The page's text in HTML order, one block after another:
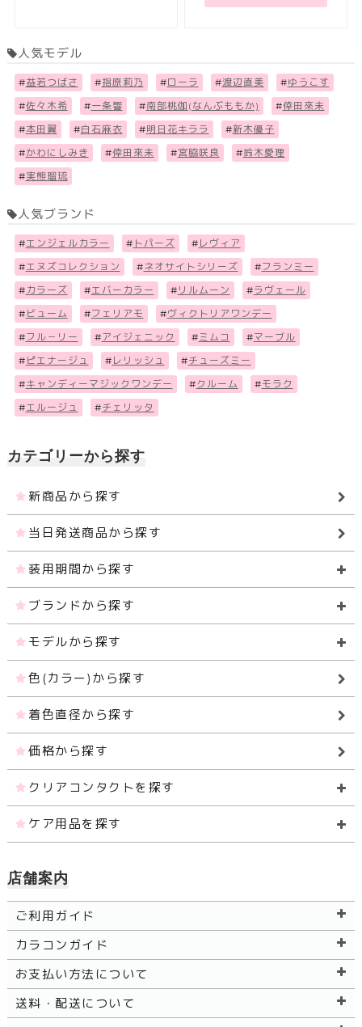
人気モデル
#益若つばさ #指原莉乃 #ローラ #渡辺直美 #ゆうこす
#佐々木希 #一条響 #南部桃伽(なんぶももか) #倖田來未
#本田翼 #白石麻衣 #明日花キララ #新木優子
#かわにしみき #倖田來未 #宮脇咲良 #鈴木愛理
#実熊瑠琉
人気ブランド
#エンジェルカラー # トパーズ # レヴィア
#エヌズコレクション #ネオサイトシリーズ #フランミー
# カラーズ #エバーカラー # リルムーン #ラヴェール
# ビューム #フェリアモ #ヴィクトリアワンデー
#フル－リー #アイジェニック # ミムコ #マーブル
# ピエナージュ # レリッシュ #チューズミー
#キャンディーマジックワンデー #クルーム #モラク
#エルージュ #チェリッタ
カテゴリーから探す
新商品から探す
当日発送商品から探す
装用期間から探す
ブランドから探す
モデルから探す
色(カラー)から探す
着色直径から探す
価格から探す
クリアコンタクトを探す
ケア用品を探す
店舗案内
ご利用ガイド
カラコンガイド
お支払い方法について
送料・配送について